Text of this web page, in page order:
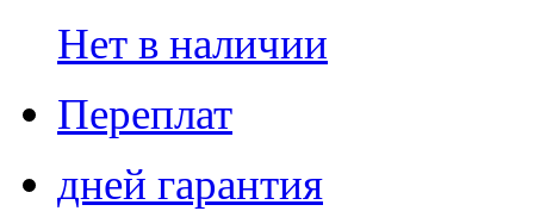
Нет в наличии
Переплат
дней гарантия